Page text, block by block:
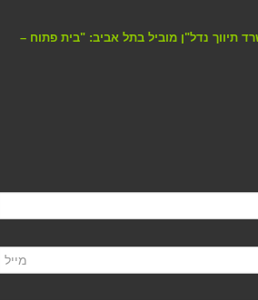
תיווך נדל"ן מוביל בתל אביב: "בית פתוח –